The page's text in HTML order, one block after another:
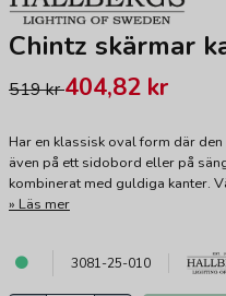
Chintz skärmar
519 kr404,82 kr
Har en klassisk oval form där
även på ett sidobord eller på
kombinerat med guldiga kanter.
Läs mer
3081-25-010